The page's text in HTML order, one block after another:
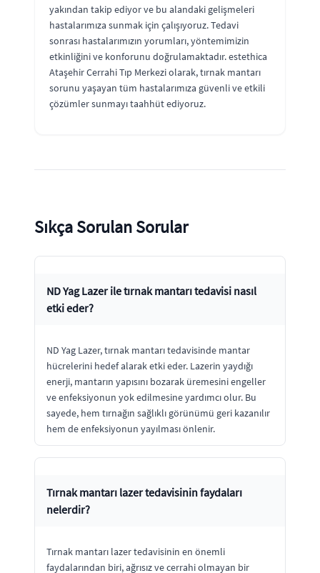
yakından takip ediyor ve bu alandaki gelişmeleri
hastalarımıza sunmak için çalışıyoruz. Tedavi
sonrası hastalarımızın yorumları, yöntemimizin
etkinliğini ve konforunu doğrulamaktadır. estethica
Ataşehir Cerrahi Tıp Merkezi olarak, tırnak mantarı
sorunu yaşayan tüm hastalarımıza güvenli ve etkili
çözümler sunmayı taahhüt ediyoruz.
Sıkça Sorulan Sorular
ND Yag Lazer ile tırnak mantarı tedavisi nasıl
etki eder?
ND Yag Lazer, tırnak mantarı tedavisinde mantar
hücrelerini hedef alarak etki eder. Lazerin yaydığı
enerji, mantarın yapısını bozarak üremesini engeller
ve enfeksiyonun yok edilmesine yardımcı olur. Bu
sayede, hem tırnağın sağlıklı görünümü geri kazanılır
hem de enfeksiyonun yayılması önlenir.
Tırnak mantarı lazer tedavisinin faydaları
nelerdir?
Tırnak mantarı lazer tedavisinin en önemli
faydalarından biri, ağrısız ve cerrahi olmayan bir